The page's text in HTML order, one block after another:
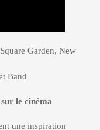
Garden, New
Band
le cinéma
une inspiration